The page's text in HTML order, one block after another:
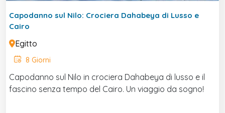
Capodanno sul Nilo: Crociera Dahabeya di Lusso e
Cairo
Egitto
8 Giorni
Capodanno sul Nilo in crociera Dahabeya di lusso e il
fascino senza tempo del Cairo. Un viaggio da sogno!